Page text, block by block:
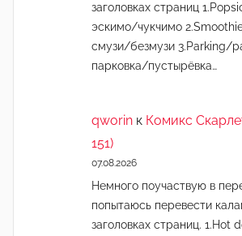
заголовках страниц
эскимо/чукчимо
смузи/безмузи 3.Parking/
парковка/пустырёвка…
qworin к Комикс
151)
07.08.2026
Немного поучаствую в
попытаюсь перевести
заголовках страниц.